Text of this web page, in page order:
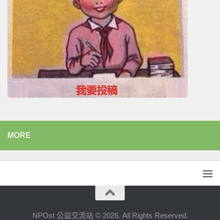
MORE
NPOst 公益交流站 © 2026. All Rights Reserved.